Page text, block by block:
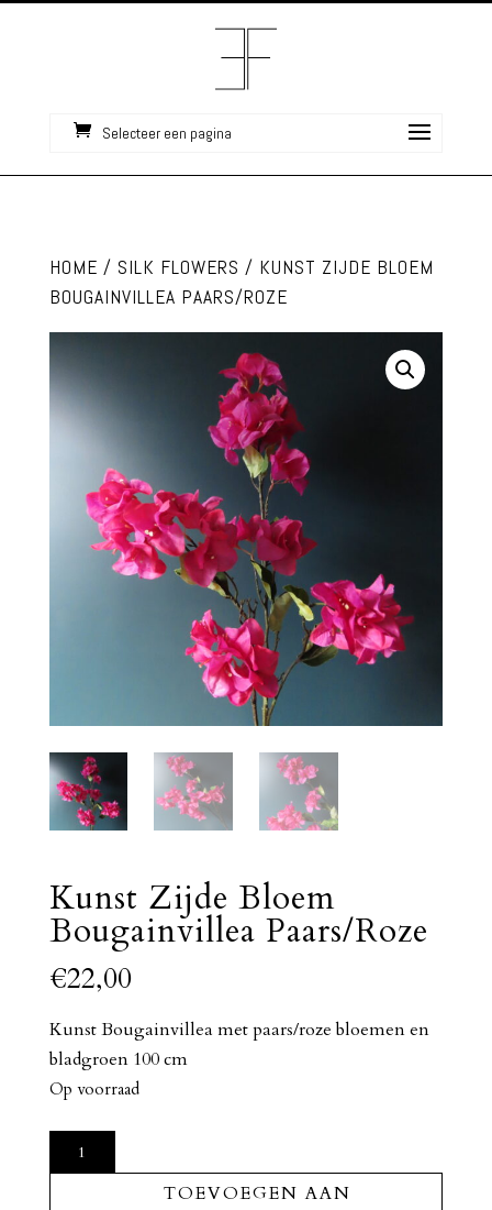
Selecteer een pagina
HOME / SILK FLOWERS / KUNST ZIJDE BLOEM
BOUGAINVILLEA PAARS/ROZE
Kunst Zijde Bloem
Bougainvillea Paars/Roze
€22,00
Kunst Bougainvillea met paars/roze bloemen en
bladgroen 100 cm
Op voorraad
Kunst
Zijde
TOEVOEGEN AAN